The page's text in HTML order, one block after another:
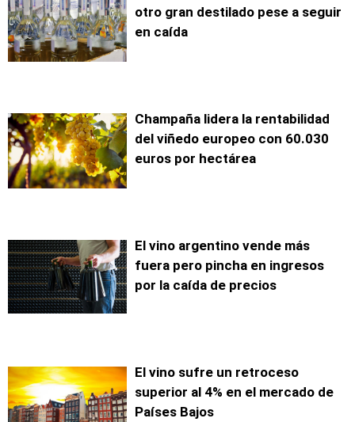
otro gran destilado pese a seguir
en caída
Champaña lidera la rentabilidad
del viñedo europeo con 60.030
euros por hectárea
El vino argentino vende más
fuera pero pincha en ingresos
por la caída de precios
El vino sufre un retroceso
superior al 4% en el mercado de
Países Bajos